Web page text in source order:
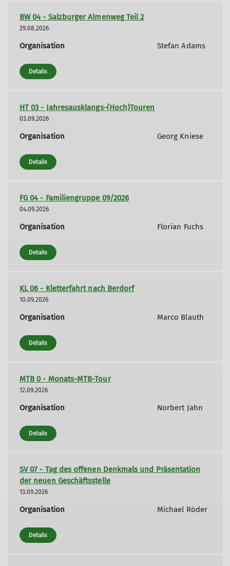
BW 04 - Salzburger Almenweg Teil 2
29.08.2026
Organisation Stefan Adams
Details
HT 03 - Jahresausklangs-(Hoch)Touren
03.09.2026
Organisation Georg Kniese
Details
FG 04 - Familiengruppe 09/2026
04.09.2026
Organisation Florian Fuchs
Details
KL 06 - Kletterfahrt nach Berdorf
10.09.2026
Organisation Marco Blauth
Details
MTB 0 - Monats-MTB-Tour
12.09.2026
Organisation Norbert Jahn
Details
SV 07 - Tag des offenen Denkmals und Präsentation
der neuen Geschäftsstelle
13.09.2026
Organisation Michael Röder
Details